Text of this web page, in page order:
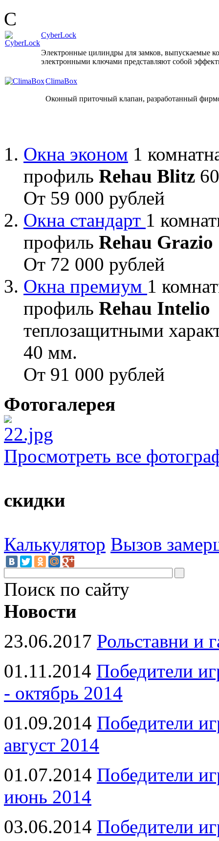
C
CyberLock
Электронные цилиндры для замков,
электронными ключами представляют собой
ClimaBox
Оконный приточный клапан, разработанный
Окна эконом 1
профиль Rehau Blitz
От 59 000 рублей
Окна стандарт 1
профиль Rehau Grazio
От 72 000 рублей
Окна премиум 1
профиль Rehau Intelio
теплозащитными
40 мм.
От 91 000 рублей
Фотогалерея
Просмотреть все
скидки
Калькулятор Вызов
Поиск по сайту
Новости
23.06.2017 Рольставни и
01.11.2014 Победители
- октябрь 2014
01.09.2014 Победители
август 2014
01.07.2014 Победители
июнь 2014
03.06.2014 Победители